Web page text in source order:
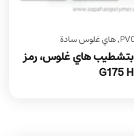
,هاي غلوس سادة
شريط حافة من مادة PVC بتشطيب هاي غلوس، رمز